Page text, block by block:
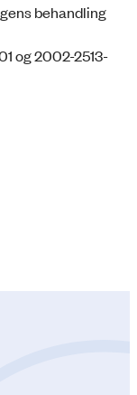
behandling
og 2002-2513-